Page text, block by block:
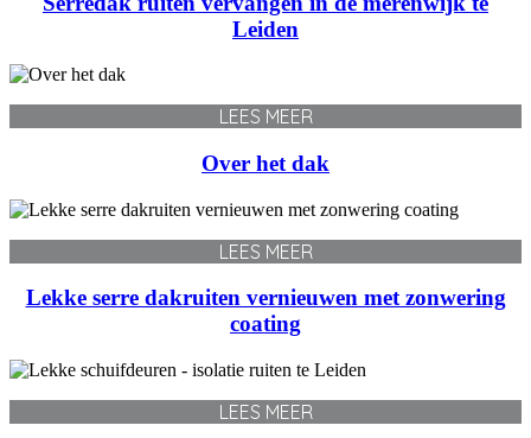
Leiden
LEES MEER
Over het dak
LEES MEER
Lekke serre dakruiten vernieuwen met zonwering
coating
LEES MEER